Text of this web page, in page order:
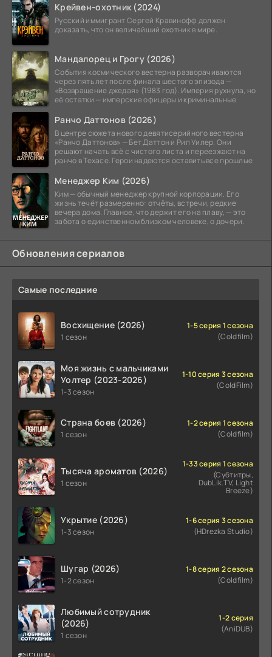
Крейвен-охотник (2024)
Русский иммигрант Сергей Кравинофф должен
доказать, что он величайший охотник в мире.
Мандалорец и Грогу (2026)
События космического вестерна разворачиваются
через пять лет после финала шестого эпизода —
«Возвращение джедая» (1983 год). Империя рухнула, но
её остатки — имперские офицеры и криминальные
Ранчо Даттонов (2026)
В центре сюжета нового девятисерийного вестерна
«Ранчо Даттонов» — Бет Даттон и Рип Уилер. Они
решают начать всё с чистого листа и переезжают на
ранчо в Техасе. Герои надеются оставить все прошлые
Менеджер Ким (2026)
Ким — обычный менеджер крупной корпорации. Его
жизнь течёт размеренно: отчёты, встречи, редкие
вечера дома. Главное, что держит его на плаву, — это
забота о единственном близком человеке, о дочери.
Обновления сериалов
Самые последние
Восхищение (2026)
1 сезон
1-5 серия 1 сезона
(Coldfilm)
Моя жизнь с мальчиками
Уолтер (2023-2026)
1-3 сезон
1-10 серия 3 сезона
(ColdFilm)
Страна боев (2026)
1 сезон
1-2 серия 1 сезона
(Coldfilm)
Тысяча ароматов (2026)
1 сезон
1-33 серия 1 сезона
(Субтитры,
DubLik.TV, Light
Breeze)
Укрытие (2026)
1-3 сезон
1-6 серия 3 сезона
(HDrezka Studio)
Шугар (2026)
1-2 сезон
1-8 серия 2 сезона
(Coldfilm)
Любимый сотрудник
(2026)
1 сезон
1-2 серия
(AniDUB)